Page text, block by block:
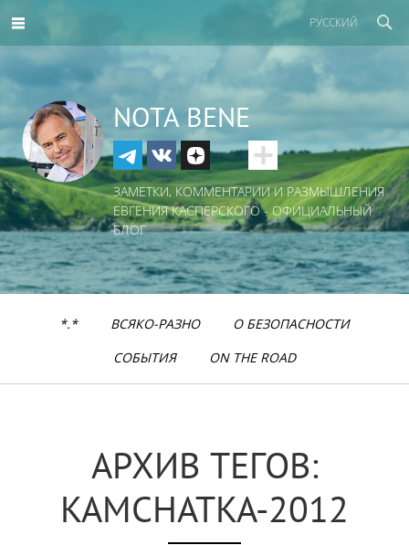
РУССКИЙ
NOTA BENE
ЗАМЕТКИ, КОММЕНТАРИИ И РАЗМЫШЛЕНИЯ
ЕВГЕНИЯ КАСПЕРСКОГО - ОФИЦИАЛЬНЫЙ
БЛОГ
*.* ВСЯКО-РАЗНО
О БЕЗОПАСНОСТИ
СОБЫТИЯ
ON THE ROAD
АРХИВ ТЕГОВ:
KAMCHATKA-2012